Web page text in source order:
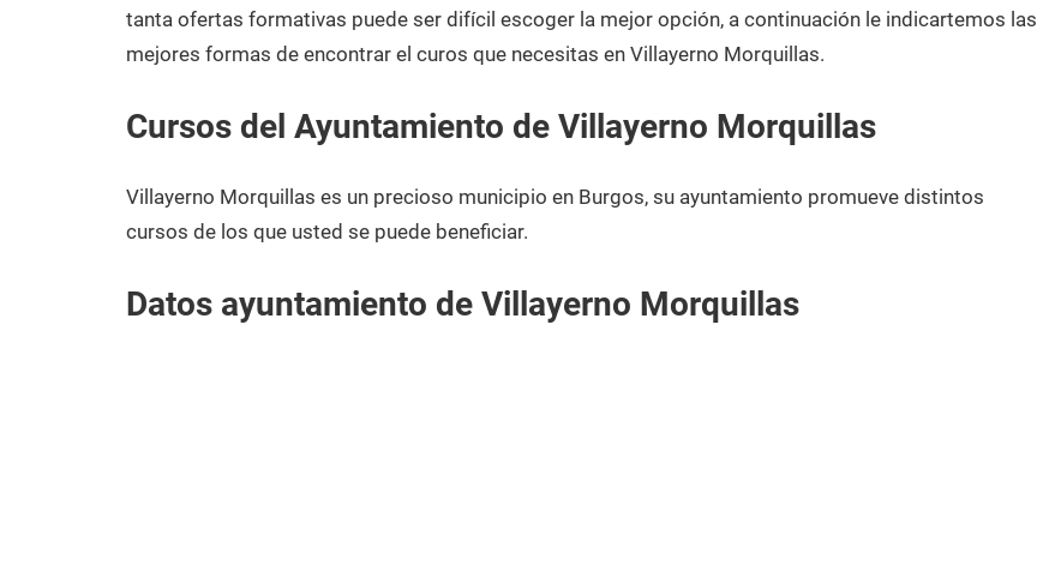
tanta ofertas formativas puede ser difícil escoger la mejor opción, a continuación le indicartemos las
mejores formas de encontrar el curos que necesitas en Villayerno Morquillas.
Cursos del Ayuntamiento de Villayerno Morquillas
Villayerno Morquillas es un precioso municipio en Burgos, su ayuntamiento promueve distintos
cursos de los que usted se puede beneficiar.
Datos ayuntamiento de Villayerno Morquillas